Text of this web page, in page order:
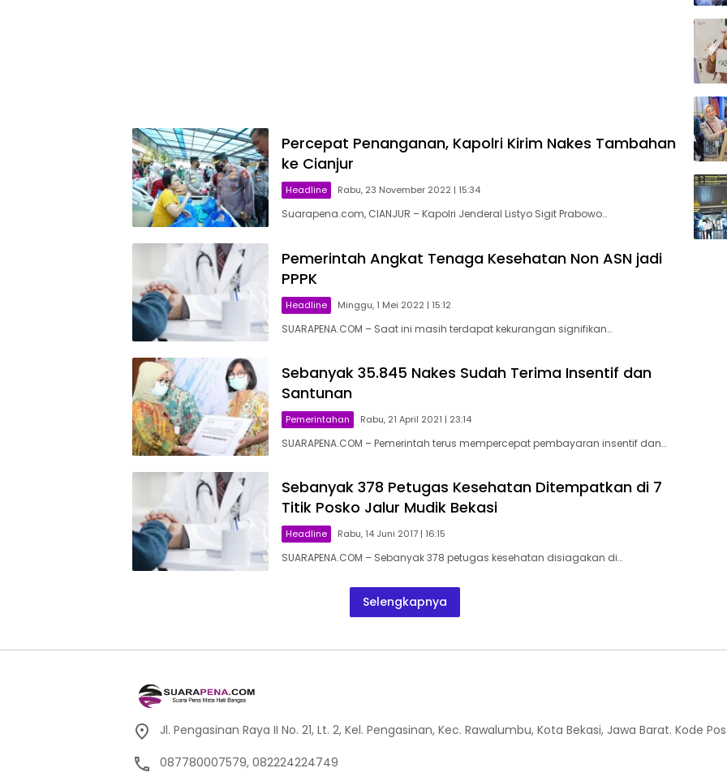
Percepat Penanganan, Kapolri Kirim Nakes Tambahan
ke Cianjur
Headline Rabu, 23 November 2022 | 15:34
Suarapena.com, CIANJUR – Kapolri Jenderal Listyo Sigit Prabowo…
Pemerintah Angkat Tenaga Kesehatan Non ASN jadi
PPPK
Headline Minggu, 1 Mei 2022 | 15:12
SUARAPENA.COM – Saat ini masih terdapat kekurangan signifikan…
Sebanyak 35.845 Nakes Sudah Terima Insentif dan
Santunan
Pemerintahan Rabu, 21 April 2021 | 23:14
SUARAPENA.COM – Pemerintah terus mempercepat pembayaran insentif dan…
Sebanyak 378 Petugas Kesehatan Ditempatkan di 7
Titik Posko Jalur Mudik Bekasi
Headline Rabu, 14 Juni 2017 | 16:15
SUARAPENA.COM – Sebanyak 378 petugas kesehatan disiagakan di…
Selengkapnya
Jl. Pengasinan Raya II No. 21, Lt. 2, Kel. Pengasinan, Kec. Rawalumbu, Kota Bekasi, Jawa Barat. Kode Pos
087780007579, 082224224749